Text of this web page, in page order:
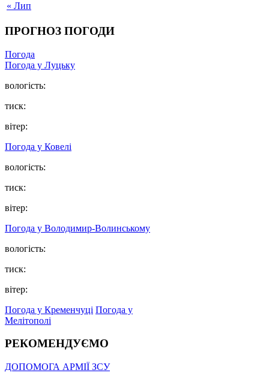
« Лип
ПРОГНОЗ ПОГОДИ
Погода
Погода у Луцьку
вологість:
тиск:
вітер:
Погода у Ковелі
вологість:
тиск:
вітер:
Погода у Володимир-Волинському
вологість:
тиск:
вітер:
Погода у Кременчуці Погода у
Мелітополі
РЕКОМЕНДУЄМО
ДОПОМОГА АРМІЇ ЗСУ